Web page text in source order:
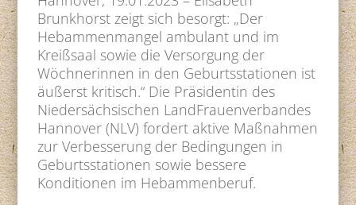
Brunkhorst zeigt sich besorgt: „Der
Hebammenmangel ambulant und im
Kreißsaal sowie die Versorgung der
Wöchnerinnen in den Geburtsstationen ist
äußerst kritisch.“ Die Präsidentin des
Niedersächsischen LandFrauenverbandes
Hannover (NLV) fordert aktive Maßnahmen
zur Verbesserung der Bedingungen in
Geburtsstationen sowie bessere
Konditionen im Hebammenberuf.